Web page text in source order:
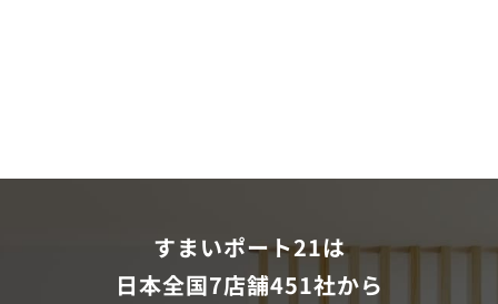
すまいポート21は
日本全国7店舗451社から